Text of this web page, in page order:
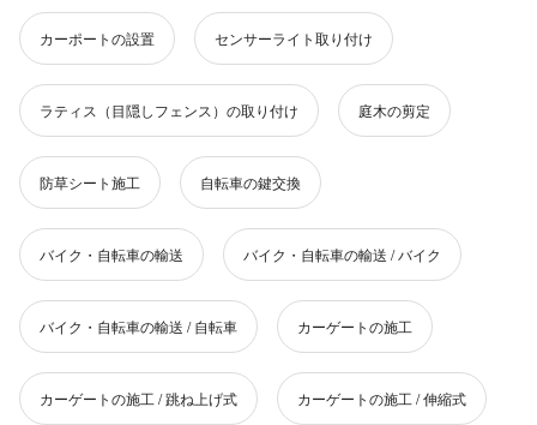
カーポートの設置 センサーライト取り付け
ラティス（目隠しフェンス）の取り付け 庭木の剪定
防草シート施工 自転車の鍵交換
バイク・自転車の輸送 バイク・自転車の輸送 / バイク
バイク・自転車の輸送 / 自転車 カーゲートの施工
カーゲートの施工 / 跳ね上げ式 カーゲートの施工 / 伸縮式